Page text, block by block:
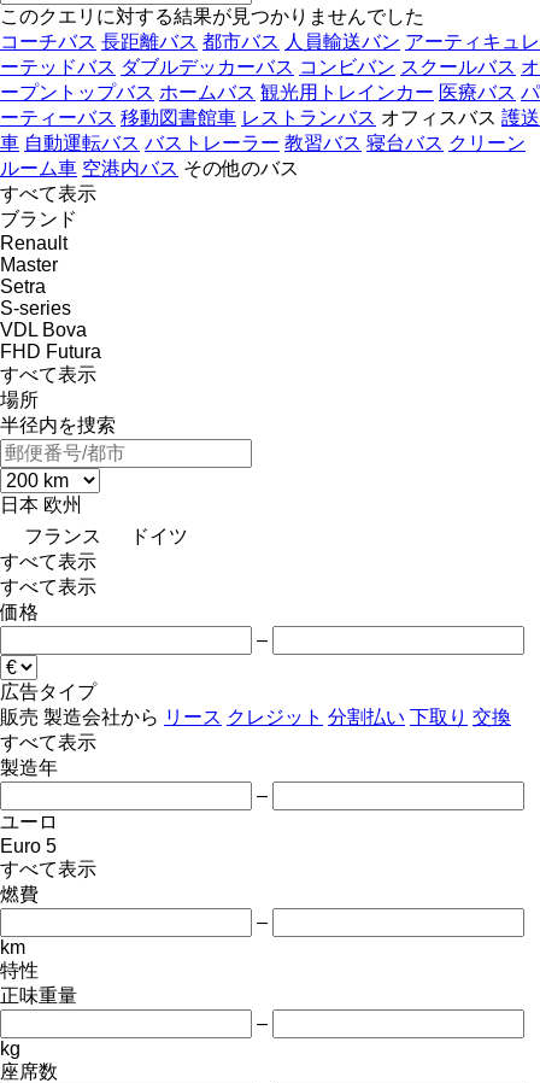
このクエリに対する結果が見つかりませんでした
コーチバス 長距離バス 都市バス 人員輸送バン アーティキュレ
ーテッドバス ダブルデッカーバス コンビバン スクールバス オ
ープントップバス ホームバス 観光用トレインカー 医療バス パ
ーティーバス 移動図書館車 レストランバス オフィスバス 護送
車 自動運転バス バストレーラー 教習バス 寝台バス クリーン
ルーム車 空港内バス その他のバス
すべて表示
ブランド
Renault
Master
Setra
S-series
VDL Bova
FHD Futura
すべて表示
場所
半径内を捜索
日本 欧州
フランス
ドイツ
すべて表示
すべて表示
価格
–
広告タイプ
販売 製造会社から リース クレジット 分割払い 下取り 交換
すべて表示
製造年
–
ユーロ
Euro 5
すべて表示
燃費
–
km
特性
正味重量
–
kg
座席数